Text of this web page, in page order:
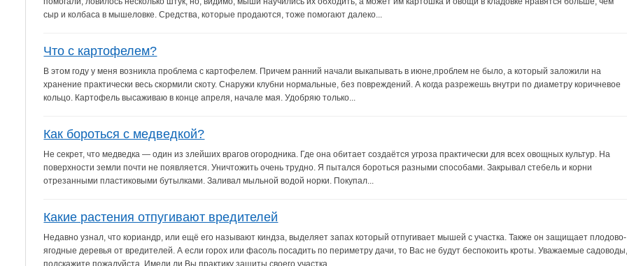
сыр и колбаса в мышеловке. Средства, которые продаются, тоже помогают далеко...
Что с картофелем?
В этом году у меня возникла проблема с картофелем. Причем ранний начали выкапывать в июне,проблем не было, а который заложили на
хранение практически весь скормили скоту. Снаружи клубни нормальные, без повреждений. А когда разрежешь внутри по диаметру коричневое
кольцо. Картофель высаживаю в конце апреля, начале мая. Удобряю только...
Как бороться с медведкой?
Не секрет, что медведка — один из злейших врагов огородника. Где она обитает создаётся угроза практически для всех овощных культур. На
поверхности земли почти не появляется. Уничтожить очень трудно. Я пытался бороться разными способами. Закрывал стебель и корни
отрезанными пластиковыми бутылками. Заливал мыльной водой норки. Покупал...
Какие растения отпугивают вредителей
Недавно узнал, что кориандр, или ещё его называют киндза, выделяет запах который отпугивает мышей с участка. Также он защищает плодово-
ягодные деревья от вредителей. А если горох или фасоль посадить по периметру дачи, то Вас не будут беспокоить кроты. Уважаемые садоводы,
подскажите пожалуйста. Имели ли Вы практику защиты своего участка...